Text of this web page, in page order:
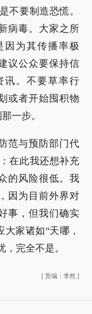
不要制造恐慌。
病毒。大家之所
因为其传播率极
议公众要保持信
讯。不要草率行
或者开始囤积物
一步。
范与预防部门代
在此我还想补充
的风险很低。我
因为目前外界对
事，但我们确实
家诸如“天哪，
完全不是。
[ 责编：李然 ]